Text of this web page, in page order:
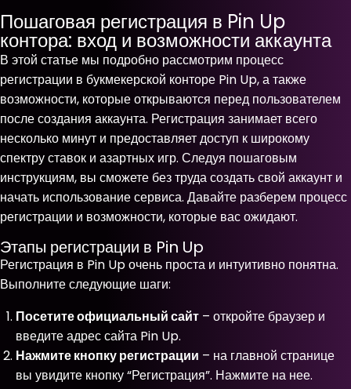
Пошаговая регистрация в Pin Up
контора: вход и возможности аккаунта
В этой статье мы подробно рассмотрим процесс
регистрации в букмекерской конторе Pin Up, а также
возможности, которые открываются перед пользователем
после создания аккаунта. Регистрация занимает всего
несколько минут и предоставляет доступ к широкому
спектру ставок и азартных игр. Следуя пошаговым
инструкциям, вы сможете без труда создать свой аккаунт и
начать использование сервиса. Давайте разберем процесс
регистрации и возможности, которые вас ожидают.
Этапы регистрации в Pin Up
Регистрация в Pin Up очень проста и интуитивно понятна.
Выполните следующие шаги:
Посетите официальный сайт – откройте браузер и
введите адрес сайта Pin Up.
Нажмите кнопку регистрации – на главной странице
вы увидите кнопку “Регистрация”. Нажмите на нее.